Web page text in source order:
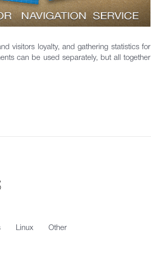
visitors loyalty, and gathering statistics for
can be used separately, but all together
Linux Other